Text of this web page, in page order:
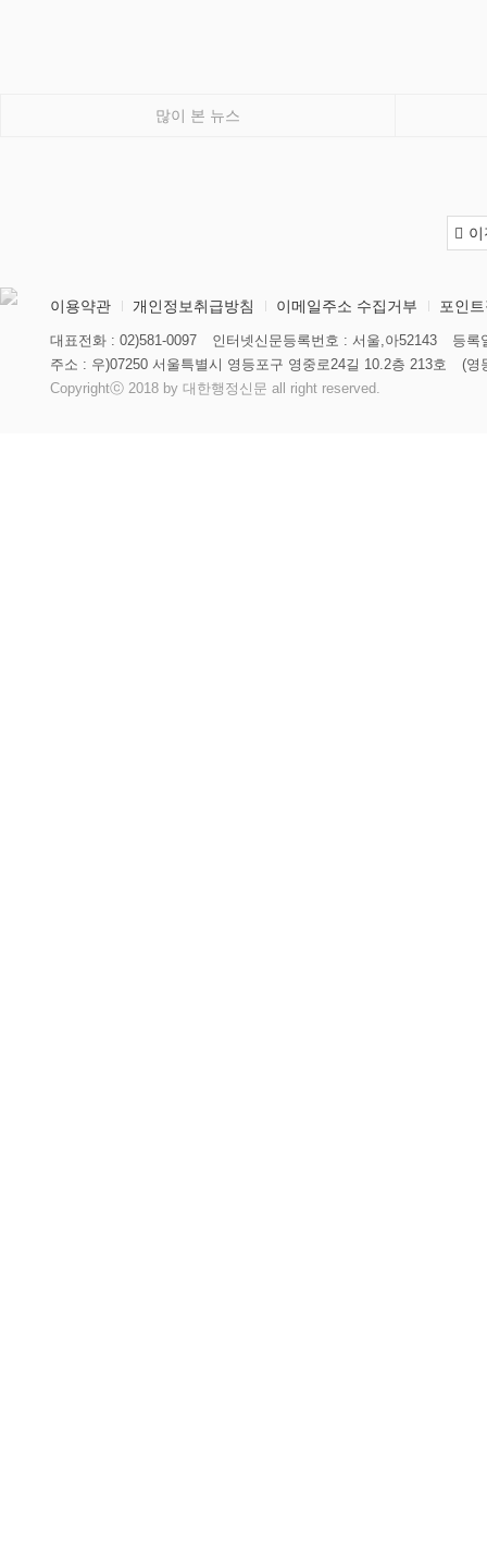
많이 본 뉴스
이용약관 개인정보취급방침 이메일주소 수집거부 포인
대표전화 : 02)581-0097 인터넷신문등록번호 : 서울,아52143
등록
주소 : 우)07250 서울특별시 영등포구 영중로24길 10.2층 213호
(영
Copyrightⓒ 2018 by 대한행정신문 all right reserved.